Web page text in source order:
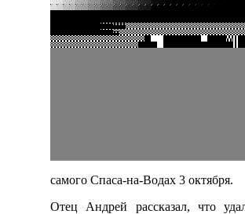
самого Спаса-на-Водах 3 октября.
Отец Андрей рассказал, что